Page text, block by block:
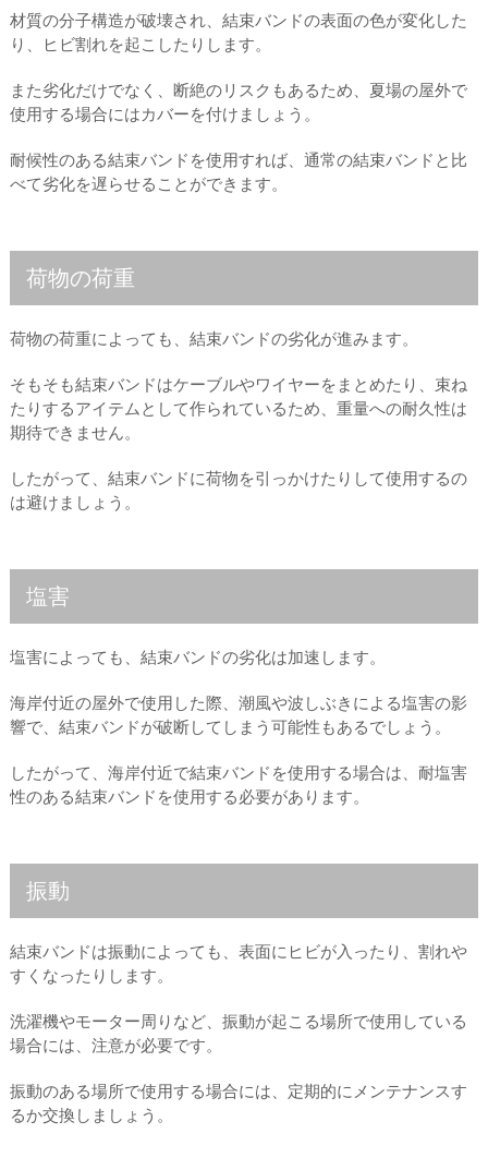
材質の分子構造が破壊され、結束バンドの表面の色が変化した
り、ヒビ割れを起こしたりします。
また劣化だけでなく、断絶のリスクもあるため、夏場の屋外で
使用する場合にはカバーを付けましょう。
耐候性のある結束バンドを使用すれば、通常の結束バンドと比
べて劣化を遅らせることができます。
荷物の荷重
荷物の荷重によっても、結束バンドの劣化が進みます。
そもそも結束バンドはケーブルやワイヤーをまとめたり、束ね
たりするアイテムとして作られているため、重量への耐久性は
期待できません。
したがって、結束バンドに荷物を引っかけたりして使用するの
は避けましょう。
塩害
塩害によっても、結束バンドの劣化は加速します。
海岸付近の屋外で使用した際、潮風や波しぶきによる塩害の影
響で、結束バンドが破断してしまう可能性もあるでしょう。
したがって、海岸付近で結束バンドを使用する場合は、耐塩害
性のある結束バンドを使用する必要があります。
振動
結束バンドは振動によっても、表面にヒビが入ったり、割れや
すくなったりします。
洗濯機やモーター周りなど、振動が起こる場所で使用している
場合には、注意が必要です。
振動のある場所で使用する場合には、定期的にメンテナンスす
るか交換しましょう。